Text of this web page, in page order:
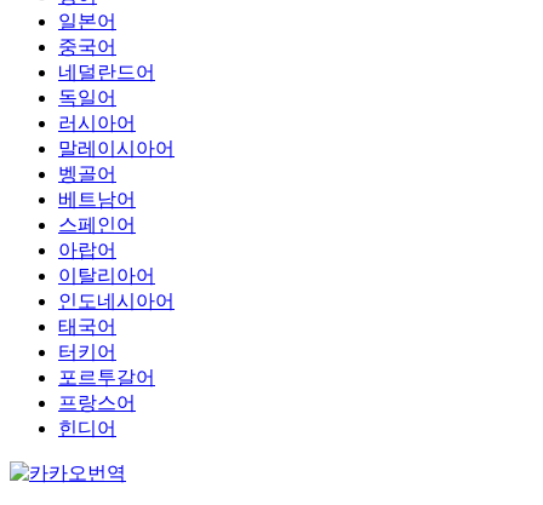
일본어
중국어
네덜란드어
독일어
러시아어
말레이시아어
벵골어
베트남어
스페인어
아랍어
이탈리아어
인도네시아어
태국어
터키어
포르투갈어
프랑스어
힌디어